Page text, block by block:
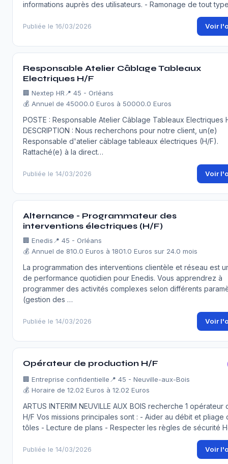
informations auprès des utilisateurs. - Ramonage de tout
Publiée le 16/03/2026 Voir
Responsable Atelier Câblage Tableaux
Electriques H/F
🏢 Nextep HR 📍 45 - Orléans
💰 Annuel de 45000.0 Euros à 50000.0 Euros
POSTE : Responsable Atelier Câblage Tableaux Electriques
DESCRIPTION : Nous recherchons pour notre client, un(e)
Responsable d'atelier câblage tableaux électriques (H/F).
Rattaché(e) à la direct…
Publiée le 14/03/2026 Voir
Alternance - Programmateur des
interventions électriques (H/F)
🏢 Enedis 📍 45 - Orléans
💰 Annuel de 810.0 Euros à 1801.0 Euros sur 24.0 mois
La programmation des interventions clientèle et réseau est
de performance quotidien pour Enedis. Vous apprendrez à
programmer des activités complexes selon différents
(gestion des …
Publiée le 14/03/2026 Voir
Opérateur de production H/F
🏢 Entreprise confidentielle 📍 45 - Neuville-aux-Bois
💰 Horaire de 12.02 Euros à 12.02 Euros
ARTUS INTERIM NEUVILLE AUX BOIS recherche 1
H/F Vos missions principales sont : - Aider au débit et pliage
tôles - Lecture de plans - Respecter les règles de sécurité
Publiée le 14/03/2026 Voir